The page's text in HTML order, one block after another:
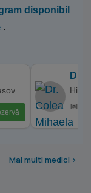
disponibil
.
Dr.
📅
Mai multi medici >